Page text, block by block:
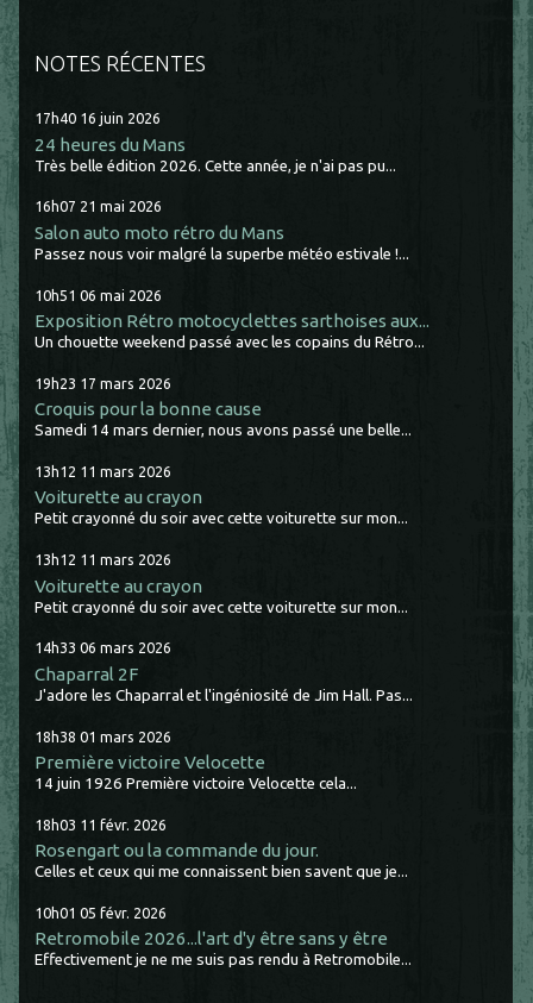
NOTES RÉCENTES
17h40 16 juin 2026
24 heures du Mans
Très belle édition 2026. Cette année, je n'ai pas pu...
16h07 21 mai 2026
Salon auto moto rétro du Mans
Passez nous voir malgré la superbe météo estivale !...
10h51 06 mai 2026
Exposition Rétro motocyclettes sarthoises aux...
Un chouette weekend passé avec les copains du Rétro...
19h23 17 mars 2026
Croquis pour la bonne cause
Samedi 14 mars dernier, nous avons passé une belle...
13h12 11 mars 2026
Voiturette au crayon
Petit crayonné du soir avec cette voiturette sur mon...
13h12 11 mars 2026
Voiturette au crayon
Petit crayonné du soir avec cette voiturette sur mon...
14h33 06 mars 2026
Chaparral 2F
J'adore les Chaparral et l'ingéniosité de Jim Hall. Pas...
18h38 01 mars 2026
Première victoire Velocette
14 juin 1926 Première victoire Velocette cela...
18h03 11 févr. 2026
Rosengart ou la commande du jour.
Celles et ceux qui me connaissent bien savent que je...
10h01 05 févr. 2026
Retromobile 2026...l'art d'y être sans y être
Effectivement je ne me suis pas rendu à Retromobile...